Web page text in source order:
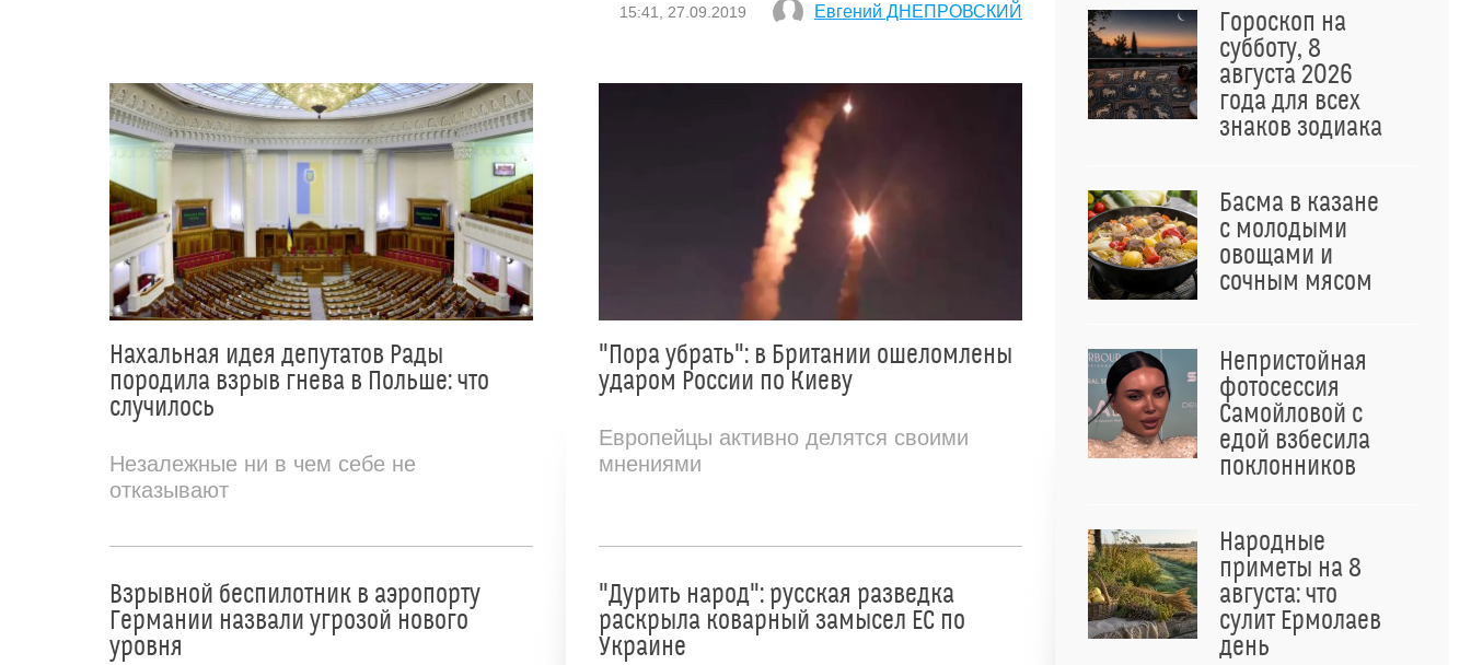
15:41, 27.09.2019 Евгений ДНЕПРОВСКИЙ
Нахальная идея депутатов Рады
породила взрыв гнева в Польше: что
случилось
Незалежные ни в чем себе не
отказывают
Взрывной беспилотник в аэропорту
Германии назвали угрозой нового
уровня
"Пора убрать": в Британии ошеломлены
ударом России по Киеву
Европейцы активно делятся своими
мнениями
"Дурить народ": русская разведка
раскрыла коварный замысел ЕС по
Украине
Гороскоп на
субботу, 8
августа 2026
года для всех
знаков зодиака
Басма в казане
с молодыми
овощами и
сочным мясом
Непристойная
фотосессия
Самойловой с
едой взбесила
поклонников
Народные
приметы на 8
августа: что
сулит Ермолаев
день